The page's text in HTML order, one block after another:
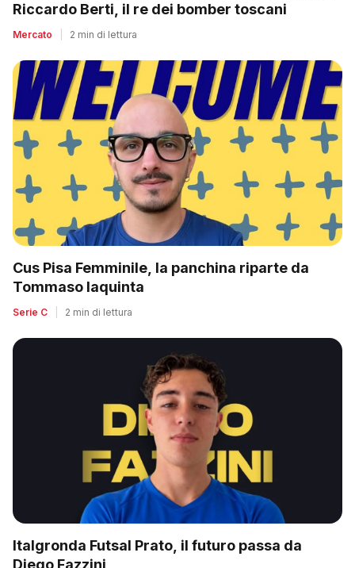
Riccardo Berti, il re dei bomber toscani
Mercato 2 min di lettura
Cus Pisa Femminile, la panchina riparte da
Tommaso Iaquinta
Serie C 2 min di lettura
Italgronda Futsal Prato, il futuro passa da